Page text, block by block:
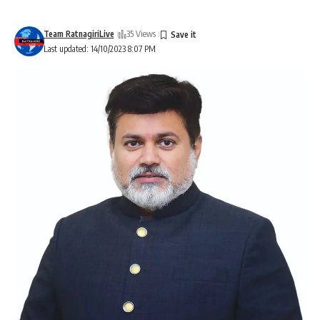
Last updated: 14/10/2023 8:07 PM
Team RatnagiriLive 35 Views